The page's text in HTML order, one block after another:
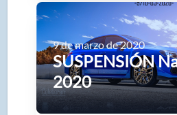
SUSPENSIÓN
2020
9 de marzo de 2020